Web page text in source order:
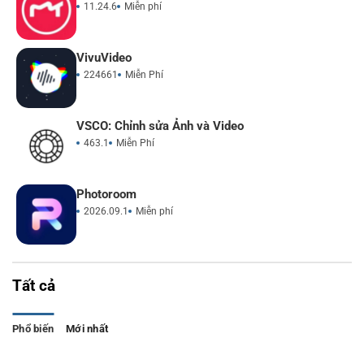
11.24.6 Miễn phí
VivuVideo
224661 Miễn Phí
VSCO: Chỉnh sửa Ảnh và Video
463.1 Miễn Phí
Photoroom
2026.09.1 Miễn phí
Tất cả
Phổ biến Mới nhất